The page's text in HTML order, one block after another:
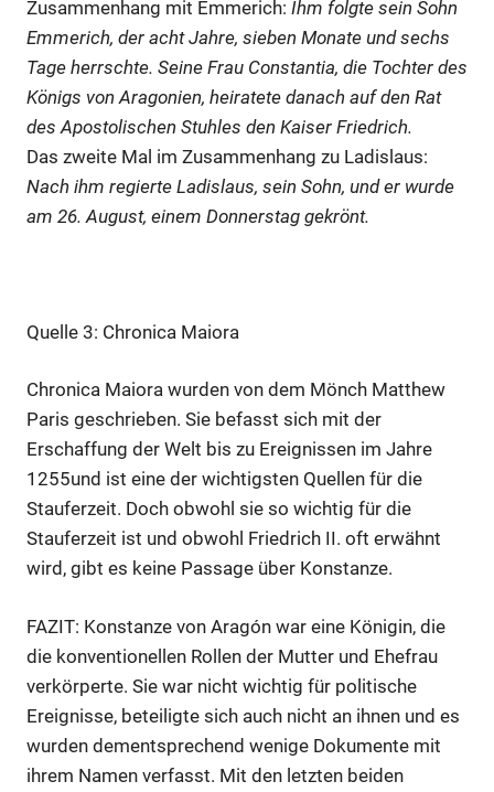
Zusammenhang mit Emmerich: Ihm folgte sein Sohn
Emmerich, der acht Jahre, sieben Monate und sechs
Tage herrschte. Seine Frau Constantia, die Tochter des
Königs von Aragonien, heiratete danach auf den Rat
des Apostolischen Stuhles den Kaiser Friedrich.
Das zweite Mal im Zusammenhang zu Ladislaus:
Nach ihm regierte Ladislaus, sein Sohn, und er wurde
am 26. August, einem Donnerstag gekrönt.
Quelle 3: Chronica Maiora
Chronica Maiora wurden von dem Mönch Matthew
Paris geschrieben. Sie befasst sich mit der
Erschaffung der Welt bis zu Ereignissen im Jahre
1255und ist eine der wichtigsten Quellen für die
Stauferzeit. Doch obwohl sie so wichtig für die
Stauferzeit ist und obwohl Friedrich II. oft erwähnt
wird, gibt es keine Passage über Konstanze.
FAZIT: Konstanze von Aragón war eine Königin, die
die konventionellen Rollen der Mutter und Ehefrau
verkörperte. Sie war nicht wichtig für politische
Ereignisse, beteiligte sich auch nicht an ihnen und es
wurden dementsprechend wenige Dokumente mit
ihrem Namen verfasst. Mit den letzten beiden